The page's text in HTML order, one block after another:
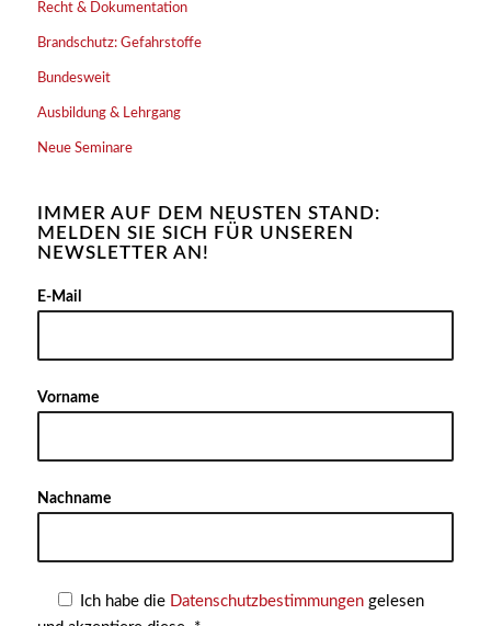
Recht & Dokumentation
Brandschutz: Gefahrstoffe
Bundesweit
Ausbildung & Lehrgang
Neue Seminare
IMMER AUF DEM NEUSTEN STAND:
MELDEN SIE SICH FÜR UNSEREN
NEWSLETTER AN!
E-Mail
Vorname
Nachname
Ich habe die Datenschutzbestimmungengelesen